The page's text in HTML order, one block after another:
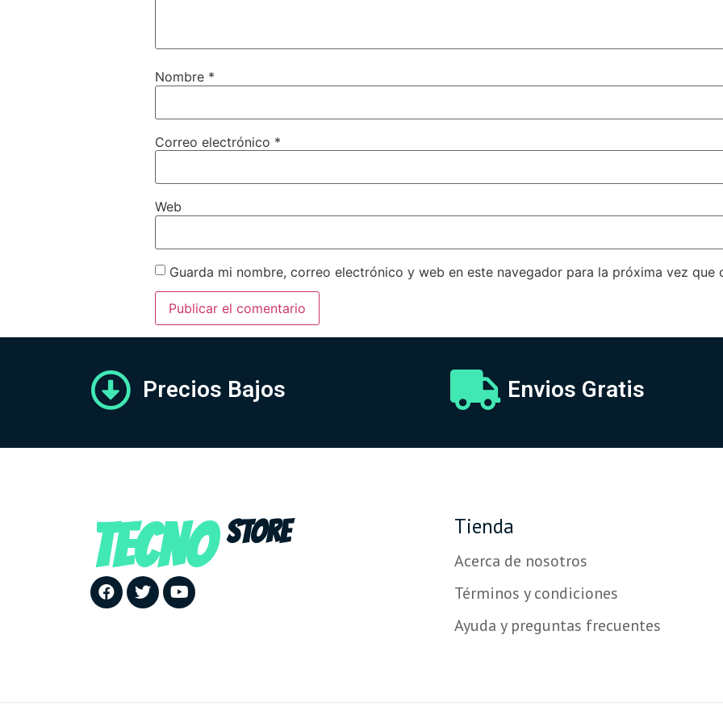
Nombre *
Correo electrónico *
Web
Guarda mi nombre, correo electrónico y web en este navegador para la próxima vez que
Precios Bajos Envios Gratis
TECNO STORE Tienda
Acerca de nosotros
Términos y condiciones
Ayuda y preguntas frecuentes